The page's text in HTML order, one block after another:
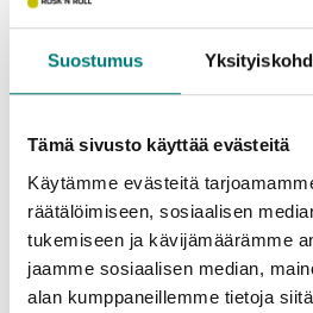
Suostumus
Tämä sivusto käyttää evästeitä
Käytämme evästeitä
räätälöimiseen, sosiaalisen
tukemiseen ja kävijämäärämme
jaamme sosiaalisen median,
alan kumppaneillemme tietoja
avfallshanteringstjänster som
att förbereda sig för
har varit de samma redan i tre år.
Räkenskapsperiodens
sammanlagt 340 000 euro.
investeringarna riktades till
för slutförvaringsområdet på